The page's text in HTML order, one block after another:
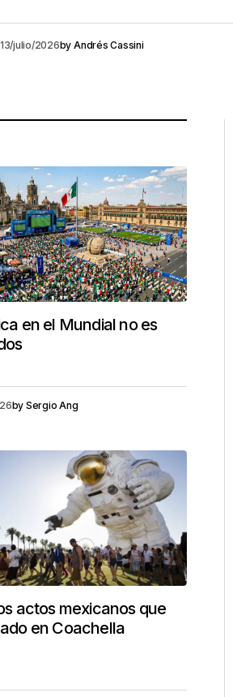
13/julio/2026by Andrés Cassini
en el Mundial no es
by Sergio Ang
actos mexicanos que
en Coachella